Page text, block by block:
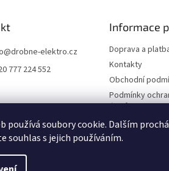
používá soubory cookie. Dalším
souhlas s jejich používáním.
@drobne-elektro.cz
777 224 552
Informace
Doprava a
Kontakty
Obchodní
Podmínky
údajů